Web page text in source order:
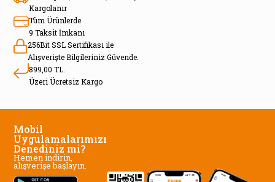
Kargolanır
Tüm Ürünlerde
9 Taksit İmkanı
256Bit SSL Sertifikası ile
Alışverişte Bilgileriniz Güvende.
899,00 TL.
Üzeri Ücretsiz Kargo
Mobil
Uygulamalarımızı
Denediniz mi?
Hemen indirin,
alışverişe başlayın.